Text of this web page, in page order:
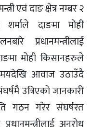
एवं दाङ क्षेत्र नम्बर २
दाङमा मोही
प्रधानमन्त्रीलाई
मोही किसानहरुले
आवाज उठाउँदै
उत्रिएको जानकारी
गठन गरेर संघर्षरत